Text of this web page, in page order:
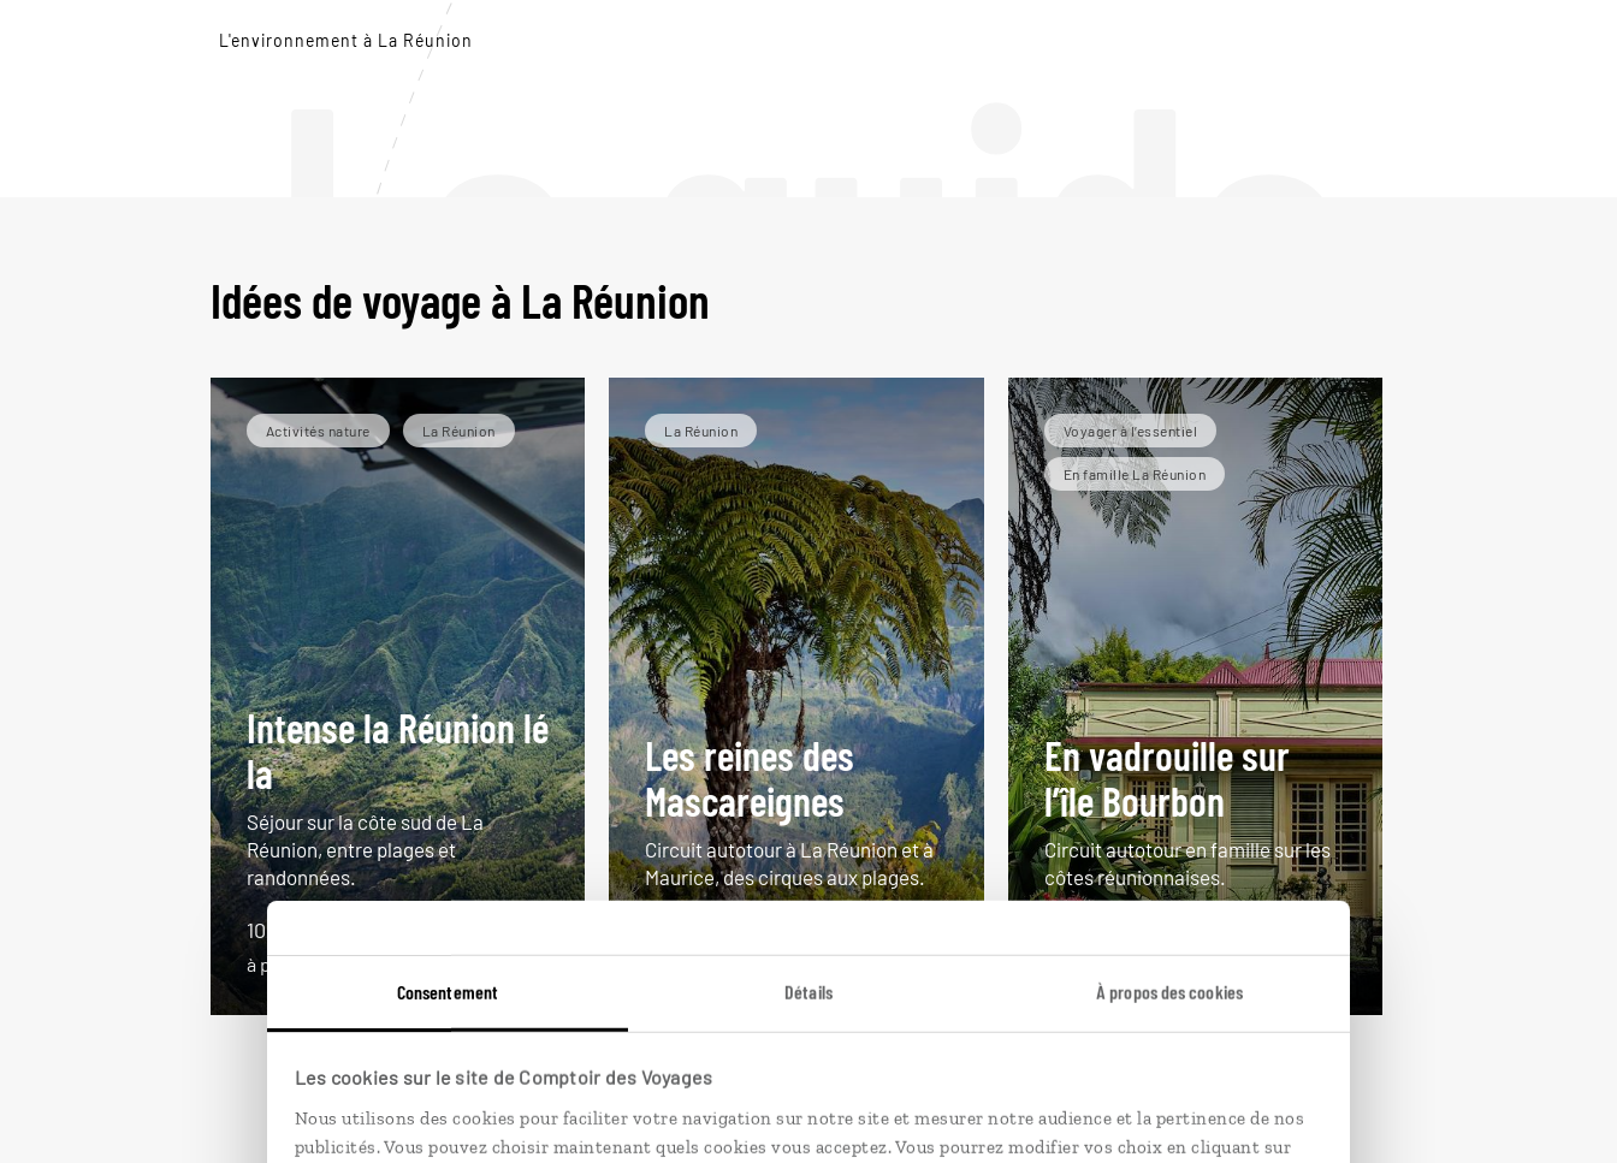
Consentement Détails À propos des cookies
Les cookies sur le site de Comptoir des Voyages
Nous utilisons des cookies pour faciliter votre navigation sur notre site et mesurer notre audience et la pertinence de nos
publicités. Vous pouvez choisir maintenant quels cookies vous acceptez. Vous pourrez modifier vos choix en cliquant sur
Le guide
L'environnement à La Réunion
Idées de voyage à La Réunion
Activités nature La Réunion
Intense la Réunion lé
la
Séjour sur la côte sud de La
Réunion, entre plages et
randonnées.
10 jours / 7 nuits
à partir de 2500€
La Réunion
Les reines des
Mascareignes
Circuit autotour à La Réunion et à
Maurice, des cirques aux plages.
à partir de 2350€
Voyager à l’essentiel
En famille La Réunion
En vadrouille sur
l’île Bourbon
Circuit autotour en famille sur les
côtes réunionnaises.
à partir de 1430€
VOIR NOS 7 IDÉES DE VOYAGE À LA RÉUNION